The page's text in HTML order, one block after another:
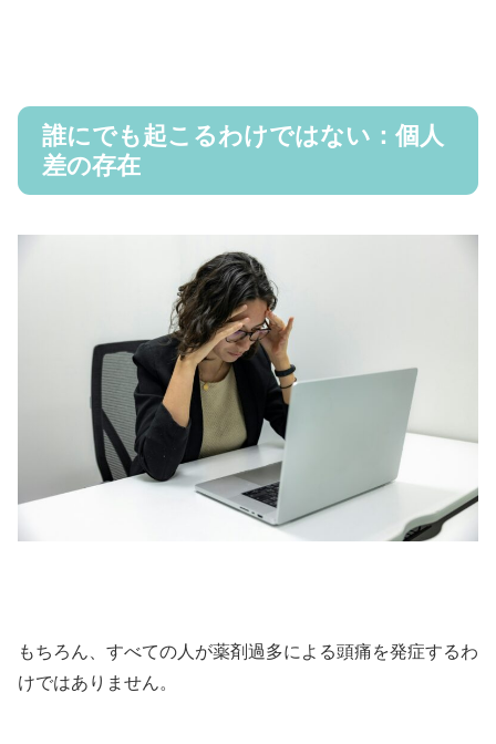
誰にでも起こるわけではない：個人
差の存在
もちろん、すべての人が薬剤過多による頭痛を発症するわ
けではありません。